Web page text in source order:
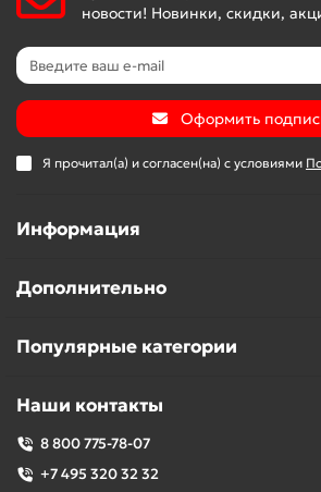
новости! Новинки, скидки,
Оформить
Я прочитал(а) и согласен(на) с условиями
Информация
Дополнительно
Популярные категории
Наши контакты
8 800 775-78-07
+7 495 320 32 32